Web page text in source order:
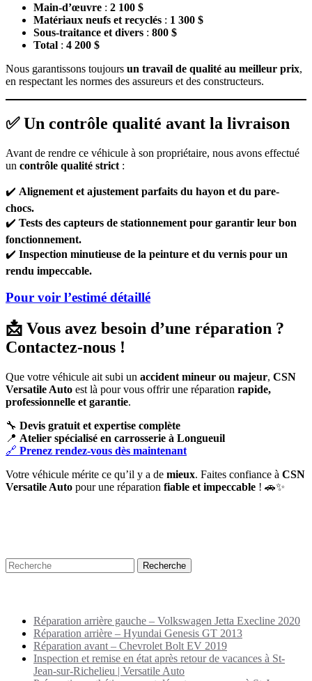
Main-d’œuvre : 2 100 $
Matériaux neufs et recyclés : 1 300 $
Sous-traitance et divers : 800 $
Total : 4 200 $
Nous garantissons toujours un travail de qualité au meilleur prix,
en respectant les normes des assureurs et des constructeurs.
✅ Un contrôle qualité avant la livraison
Avant de rendre ce véhicule à son propriétaire, nous avons effectué
un contrôle qualité strict :
✔️ Alignement et ajustement parfaits du hayon et du pare-
chocs.
✔️ Tests des capteurs de stationnement pour garantir leur bon
fonctionnement.
✔️ Inspection minutieuse de la peinture et du vernis pour un
rendu impeccable.
Pour voir l’estimé détaillé
📩 Vous avez besoin d’une réparation ?
Contactez-nous !
Que votre véhicule ait subi un accident mineur ou majeur, CSN
Versatile Auto est là pour vous offrir une réparation rapide,
professionnelle et garantie.
🔧 Devis gratuit et expertise complète
📍 Atelier spécialisé en carrosserie à Longueuil
🔗 Prenez rendez-vous dès maintenant
Votre véhicule mérite ce qu’il y a de mieux. Faites confiance à CSN
Versatile Auto pour une réparation fiable et impeccable ! 🚗✨
Réparation arrière gauche – Volkswagen Jetta Execline 2020
Réparation arrière – Hyundai Genesis GT 2013
Réparation avant – Chevrolet Bolt EV 2019
Inspection et remise en état après retour de vacances à St-
Jean-sur-Richelieu | Versatile Auto